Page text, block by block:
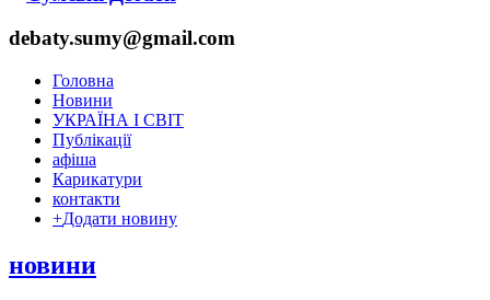
debaty.sumy@gmail.com
Головна
Новини
УКРАЇНА І СВІТ
Публікації
афіша
Карикатури
контакти
+Додати новину
новини